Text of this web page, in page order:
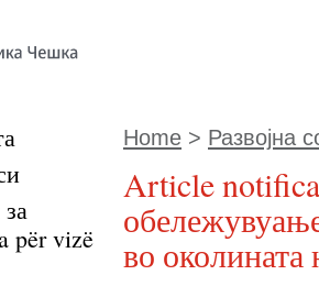
Home > Развојна
Article
во околината
për vizë